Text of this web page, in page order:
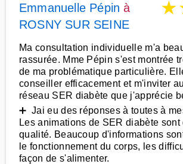
Emmanuelle Pépin à
ROSNY SUR SEINE
★
Ma consultation individuelle m'a
rassurée. Mme Pépin s'est montrée
de ma problématique particulière.
conseiller efficacement et m'inviter
réseau SER diabète que j'apprécie
➕ Jai eu des réponses à toutes à
Les animations de SER diabète sont
qualité. Beaucoup d'informations
le fonctionnement du corps, les
façon de s'alimenter.